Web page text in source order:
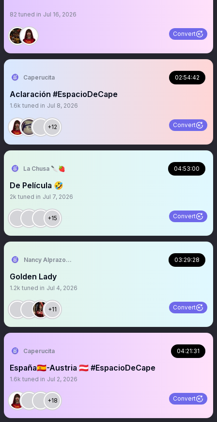
82 tuned in Jul 16, 2026
Convert
Caperucita 02:54:42
Aclaración #EspacioDeCape
1.6k tuned in Jul 8, 2026
+12 Convert
La Chusa 🔪🍓 04:53:00
De Película 🤣
2k tuned in Jul 7, 2026
+15 Convert
Nancy Alprazolada 03:29:28
Golden Lady
1.2k tuned in Jul 4, 2026
+11 Convert
Caperucita 04:21:31
España🇪🇸-Austria 🇦🇹 #EspacioDeCape
1.6k tuned in Jul 2, 2026
+18 Convert